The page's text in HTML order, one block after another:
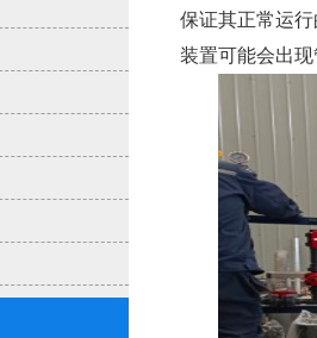
保证其正常运
装置可能会出